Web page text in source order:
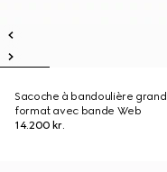
Sacoche à bandoulière grand
format avec bande Web
14.200 kr.